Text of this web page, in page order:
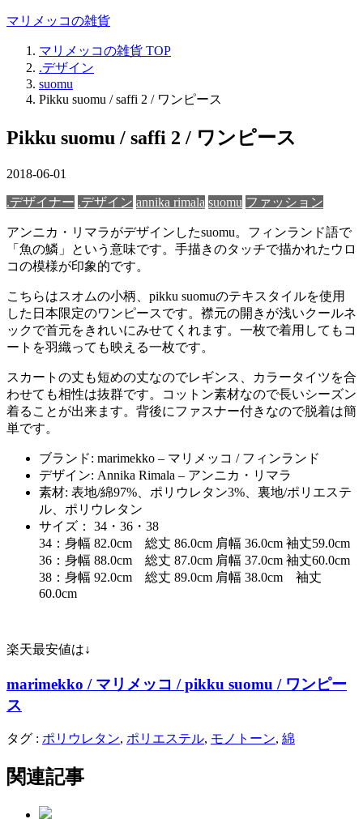
マリメッコの雑貨
マリメッコの雑貨 TOP
.デザイン
suomu
Pikku suomu / saffi 2 / ワンピース
Pikku suomu / saffi 2 / ワンピース
2018-06-01
.デザイナー .デザイン annika rimala suomu ファッション
アンニカ・リマラがデザインしたsuomu。フィンランド語で
「魚の鱗」という意味です。手描きのタッチで描かれたウロ
コの模様が印象的です。
こちらはスオムの小柄、pikku suomuのテキスタイルを使用
した日本限定のワンピースです。襟元の開きが浅いクールネ
ックで首元をきれいにみせてくれます。一枚で着用してもコ
ートを羽織っても映える一枚です。
スカートの丈も短めの丈なのでレギンス、カラータイツを合
わせても相性は抜群です。コットン素材なので長いシーズン
着ることが出来ます。背後にファスナー付きなので脱着は簡
単です。
ブランド: marimekko – マリメッコ / フィンランド
デザイン: Annika Rimala – アンニカ・リマラ
素材: 表地/綿97%、ポリウレタン3%、裏地/ポリエステ
ル、ポリウレタン
サイズ： 34・36・38
34：身幅 82.0cm 総丈 86.0cm 肩幅 36.0cm 袖丈59.0cm
36：身幅 88.0cm 総丈 87.0cm 肩幅 37.0cm 袖丈60.0cm
38：身幅 92.0cm 総丈 89.0cm 肩幅 38.0cm 袖丈
60.0cm
楽天最安値は↓
marimekko / マリメッコ / pikku suomu / ワンピー
ス
タグ : ポリウレタン, ポリエステル, モノトーン, 綿
関連記事